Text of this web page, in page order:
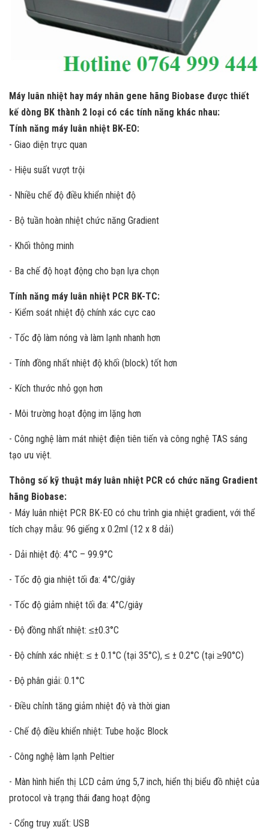
Máy luân nhiệt hay máy nhân gene hãng Biobase được thiết
kế dòng BK thành 2 loại có các tính năng khác nhau:
Tính năng máy luân nhiệt BK-EO:
- Giao diện trực quan
- Hiệu suất vượt trội
- Nhiều chế độ điều khiển nhiệt độ
- Bộ tuần hoàn nhiệt chức năng Gradient
- Khối thông minh
- Ba chế độ hoạt động cho bạn lựa chọn
Tính năng máy luân nhiệt PCR BK-TC:
- Kiểm soát nhiệt độ chính xác cực cao
- Tốc độ làm nóng và làm lạnh nhanh hơn
- Tính đồng nhất nhiệt độ khối (block) tốt hơn
- Kích thước nhỏ gọn hơn
- Môi trường hoạt động im lặng hơn
- Công nghệ làm mát nhiệt điện tiên tiến và công nghệ TAS sáng
tạo ưu việt.
Thông số kỹ thuật máy luân nhiệt PCR có chức năng Gradient
hãng Biobase:
- Máy luân nhiệt PCR BK-EO có chu trình gia nhiệt gradient, với thể
tích chạy mẫu: 96 giếng x 0.2ml (12 x 8 dải)
- Dải nhiệt độ: 4°C – 99.9°C
- Tốc độ gia nhiệt tối đa: 4°C/giây
- Tốc độ giảm nhiệt tối đa: 4°C/giây
- Độ đồng nhất nhiệt: ≤±0.3°C
- Độ chính xác nhiệt: ≤ ± 0.1°C (tại 35°C), ≤ ± 0.2°C (tại ≥90°C)
- Độ phân giải: 0.1°C
- Điều chỉnh tăng giảm nhiệt độ và thời gian
- Chế độ điều khiển nhiệt: Tube hoặc Block
- Công nghệ làm lạnh Peltier
- Màn hình hiển thị LCD cảm ứng 5,7 inch, hiển thị biểu đồ nhiệt của
protocol và trạng thái đang hoạt động
- Cổng truy xuất: USB